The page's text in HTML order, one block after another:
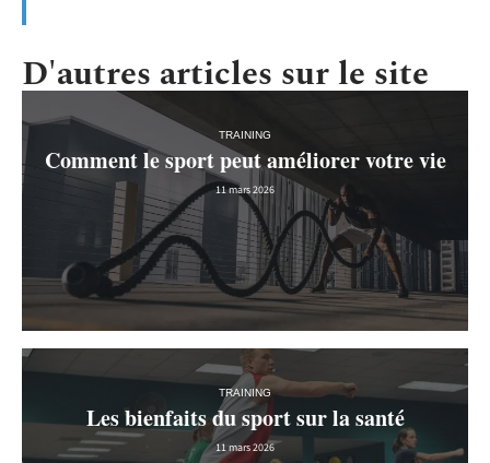
D'autres articles sur le site
TRAINING
Comment le sport peut améliorer votre vie
11 mars 2026
TRAINING
Les bienfaits du sport sur la santé
11 mars 2026